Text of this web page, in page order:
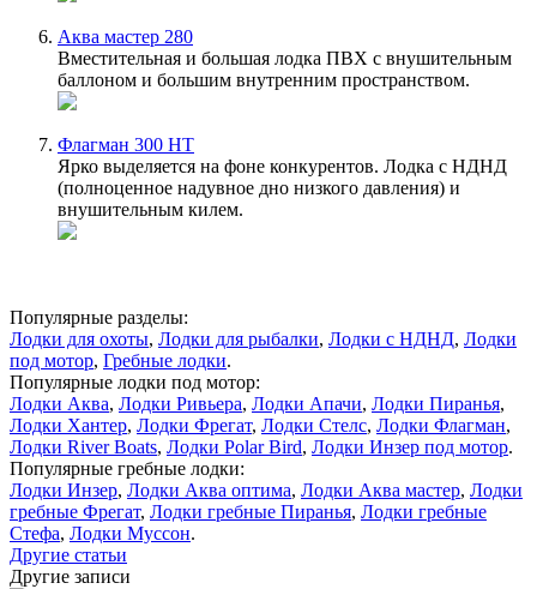
Аква мастер 280
Вместительная и большая лодка ПВХ с внушительным
баллоном и большим внутренним пространством.
Флагман 300 НТ
Ярко выделяется на фоне конкурентов. Лодка с НДНД
(полноценное надувное дно низкого давления) и
внушительным килем.
Популярные разделы:
Лодки для охоты, Лодки для рыбалки, Лодки с НДНД, Лодки
под мотор, Гребные лодки.
Популярные лодки под мотор:
Лодки Аква, Лодки Ривьера, Лодки Апачи, Лодки Пиранья,
Лодки Хантер, Лодки Фрегат, Лодки Стелс, Лодки Флагман,
Лодки River Boats, Лодки Polar Bird, Лодки Инзер под мотор.
Популярные гребные лодки:
Лодки Инзер, Лодки Аква оптима, Лодки Аква мастер, Лодки
гребные Фрегат, Лодки гребные Пиранья, Лодки гребные
Стефа, Лодки Муссон.
Другие статьи
Другие записи